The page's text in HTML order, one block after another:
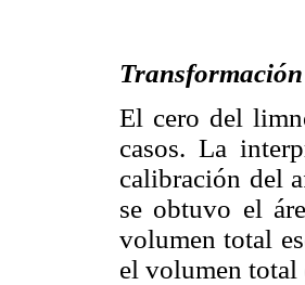
El cero del
casos. La
calibración del
se obtuvo el
volumen total
el volumen total